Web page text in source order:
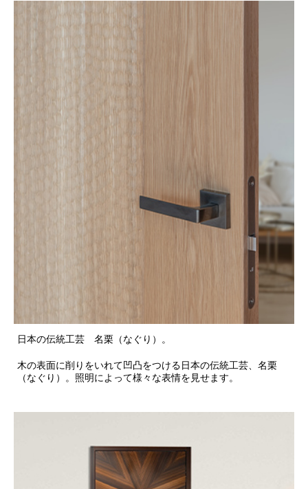
日本の伝統工芸 名栗（なぐり）。
木の表面に削りをいれて凹凸をつける日本の伝統工芸、名栗
（なぐり）。照明によって様々な表情を見せます。